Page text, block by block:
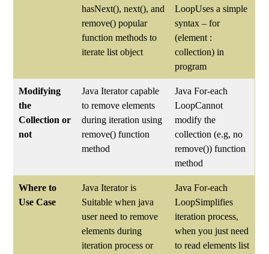
hasNext(), next(), and
remove() popular
function methods to
iterate list object
LoopUses a simple
syntax – for
(element :
collection) in
program
Modifying
the
Collection or
not
Java Iterator capable
to remove elements
during iteration using
remove() function
method
Java For-each
LoopCannot
modify the
collection (e.g, no
remove()) function
method
Where to
Use Case
Java Iterator is
Suitable when java
user need to remove
elements during
iteration process or
Java For-each
LoopSimplifies
iteration process,
when you just need
to read elements list